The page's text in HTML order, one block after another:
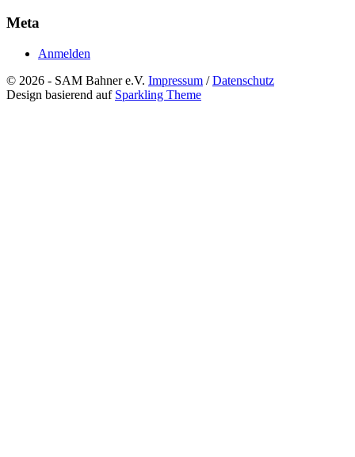
Meta
Anmelden
© 2026 - SAM Bahner e.V. Impressum /Datenschutz
Design basierend auf Sparkling Theme